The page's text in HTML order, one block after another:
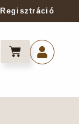
Regisztráció